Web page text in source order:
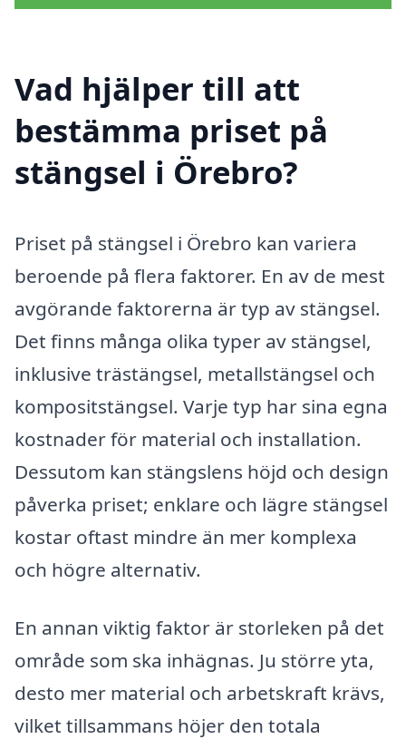
Vad hjälper till att
bestämma priset på
stängsel i Örebro?
Priset på stängsel i Örebro kan variera
beroende på flera faktorer. En av de mest
avgörande faktorerna är typ av stängsel.
Det finns många olika typer av stängsel,
inklusive trästängsel, metallstängsel och
kompositstängsel. Varje typ har sina egna
kostnader för material och installation.
Dessutom kan stängslens höjd och design
påverka priset; enklare och lägre stängsel
kostar oftast mindre än mer komplexa
och högre alternativ.
En annan viktig faktor är storleken på det
område som ska inhägnas. Ju större yta,
desto mer material och arbetskraft krävs,
vilket tillsammans höjer den totala